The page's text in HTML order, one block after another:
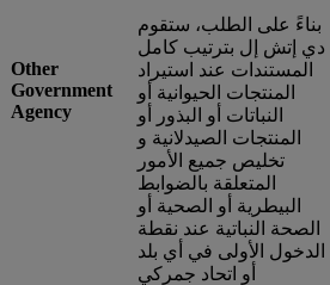
Other
Government
Agency
بناءً على الطلب، ستقوم
دي إتش إل بترتيب كامل
المستندات عند استيراد
المنتجات الحيوانية أو
النباتات أو البذور أو
المنتجات الصيدلانية و
تخليص جميع الأمور
المتعلقة بالضوابط
البيطرية أو الصحية أو
الصحة النباتية عند نقطة
الدخول الأولى في أي بلد
أو اتحاد جمركي